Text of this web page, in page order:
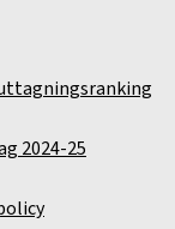
2024-25